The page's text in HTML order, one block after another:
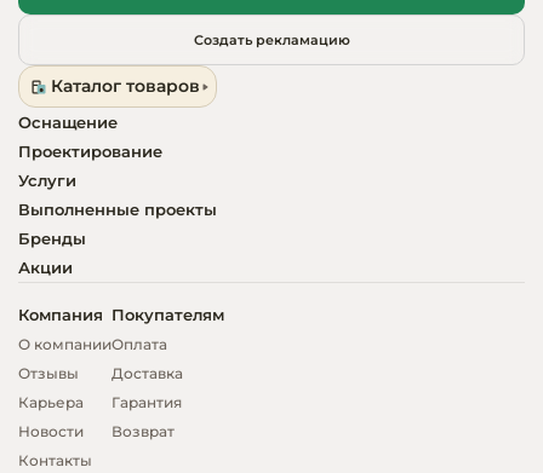
Создать рекламацию
Каталог товаров
Оснащение
Проектирование
Услуги
Выполненные проекты
Бренды
Акции
Компания
О компании
Отзывы
Карьера
Новости
Контакты
Покупателям
Оплата
Доставка
Гарантия
Возврат